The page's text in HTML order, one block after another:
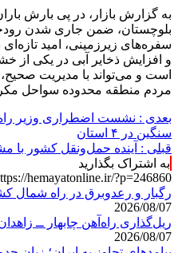
به گزارش بازار، در پی بارش
بلوچستان، ضمن جاری شدن
سفره‌های زیرزمینی، امید
و افزایش ذخایر آبی در یکی از
است و می‌تواند با مدیریت
مردم منطقه محدوده سواحل
بعدی : نشست اضطراری وزیر
سنگین در ۴ استان
قبلی : آینده حمل‌ونقل کشور
به اشتراک بگذارید
hemayatonline.ir/?p=246860
رگبار و رعدوبرق در راه شمال
2026/08/07
ریل‌گذاری راه‌آهن چابهار ــ
2026/08/07